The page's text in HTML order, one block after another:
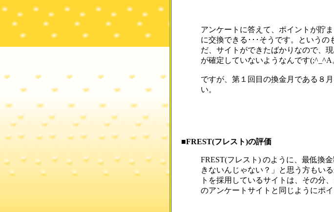
アンケートに答えて、ポイントが貯
に交換できる･･･そうです。というの
だ、サイトができたばかりなので、
が確定していないようなんです(;^_^A
ですが、第１回目の換金月である８
い。
■FREST(フレスト)の評価
FREST(フレスト) のように、最低換
きないんじゃない？」と思う方もい
トを採用しているサイトは、その分
のアンケートサイトと同じようにポ